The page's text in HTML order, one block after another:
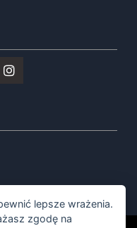
lepsze wrażenia.
zgodę na